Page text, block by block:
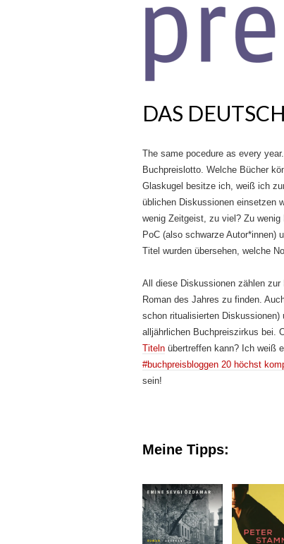
DAS
The same pocedure as every
Buchpreislotto. Welche Bücher
Glaskugel besitze ich, weiß ich
üblichen Diskussionen einsetzen
wenig Zeitgeist, zu viel? Zu
PoC (also schwarze Autor*innen)
Titel wurden übersehen, welche
All diese Diskussionen zählen
Roman des Jahres zu finden.
schon ritualisierten
alljährlichen Buchpreiszirkus bei.
Titeln übertreffen kann? Ich weiß
#buchpreisbloggen 20 höchst
sein!
Meine Tipps: